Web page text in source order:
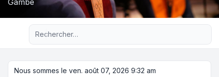
Gambe
Recherche avancée
Nous sommes le ven. août 07, 2026 9:32 am